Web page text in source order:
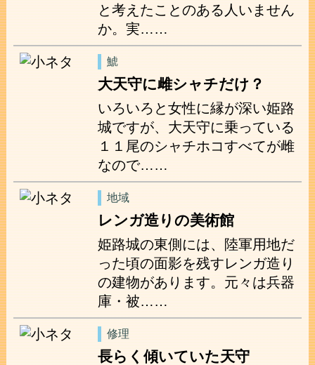
と考えたことのある人いません
か。実……
鯱
大天守に雌シャチだけ？
いろいろと女性に縁が深い姫路
城ですが、大天守に乗っている
１１尾のシャチホコすべてが雌
なので……
地域
レンガ造りの美術館
姫路城の東側には、陸軍用地だ
った頃の面影を残すレンガ造り
の建物があります。元々は兵器
庫・被……
修理
長らく傾いていた天守